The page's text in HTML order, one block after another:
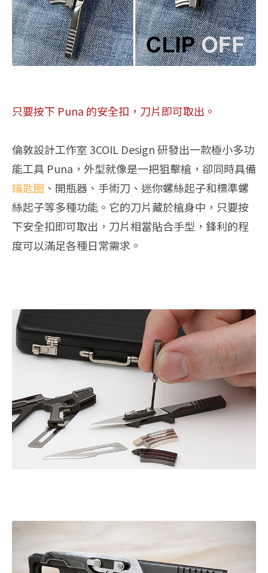
只要按下 Puna 的安全扣，刀片即可取出。
倫敦設計工作室 3COIL Design 研發出一款極小多功
能工具 Puna，外型就像是一把狙擊槍，卻同時具備
鑰匙圈 、開瓶器、手術刀、迷你螺絲起子和標準螺
絲起子等多種功能。它的刀片藏於槍身中，只要按
下安全扣即可取出，刀片相當貼合手型，鋒利的程
度可以滿足各種日常需求。